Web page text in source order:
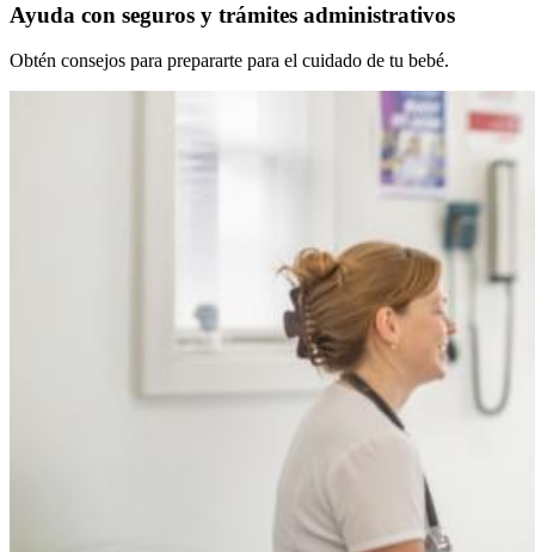
Ayuda con seguros y trámites administrativos
Obtén consejos para prepararte para el cuidado de tu bebé.